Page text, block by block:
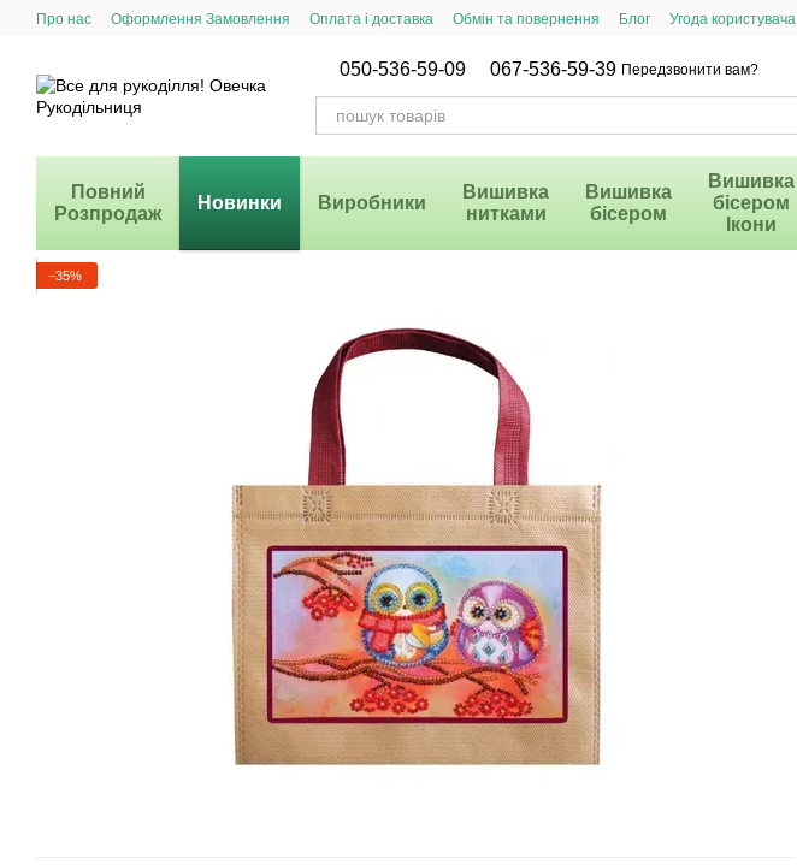
Перейти до основного контенту
Про нас Оформлення Замовлення Оплата і доставка Обмін та повернення Блог Угода користувача
050-536-59-09 067-536-59-39 Передзвонити вам?
Повний
Розпродаж
Новинки Виробники
Вишивка
нитками
Вишивка
бісером
Вишивка
бісером
Ікони
−35%